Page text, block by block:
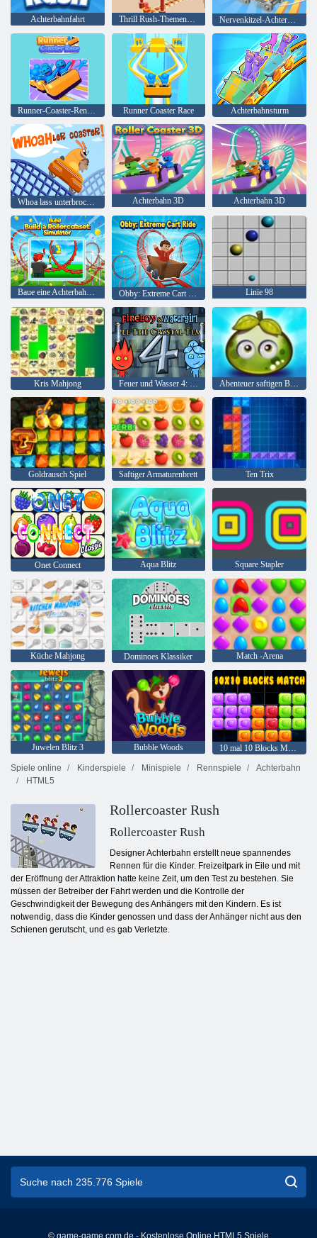
Achterbahnfahrt Thrill Rush-Themenpark Nervenkitzel-Achterbahn
Runner-Coaster-Rennen Runner Coaster Race Achterbahnsturm
Achterbahn 3D Achterbahn 3D
Baue eine Achterbahn: Simulator Linie 98
Kris Mahjong Feuer und Wasser 4: Kristalltempel Abenteuer saftigen Beeren
Goldrausch Spiel Saftiger Armaturenbrett Ten Trix
Onet Connect Aqua Blitz Square Stapler
Küche Mahjong Dominoes Klassiker Match -Arena
Juwelen Blitz 3 Bubble Woods
10 mal 10 Blocks Match
Spiele online
Kinderspiele Minispiele Rennspiele
Achterbahn
HTML5
Rollercoaster Rush
Rollercoaster Rush
Designer Achterbahn erstellt neue spannendes
Rennen für die Kinder. Freizeitpark in Eile und mit
der Eröffnung der Attraktion hatte keine Zeit, um den Test zu bestehen. Sie
müssen der Betreiber der Fahrt werden und die Kontrolle der
Geschwindigkeit der Bewegung des Anhängers mit den Kindern. Es ist
notwendig, dass die Kinder genossen und dass der Anhänger nicht aus den
Schienen gerutscht, und es gab Verletzte.
© game-game.com.de - Kostenlose Online HTML5 Spiele